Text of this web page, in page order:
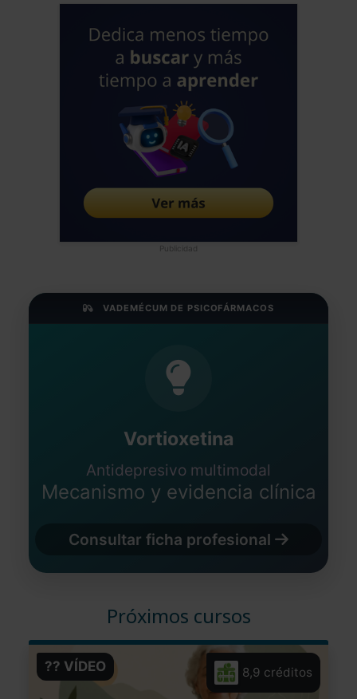
otros de los mundos alternativos donde
pudiera haber nacido, no hubieras
recibido toda la carga de dolor y estres
infinito por no encajar de lo que se
esperaba de ti porque no entienden de
estadistica y diagnosticos. En nuesto
orgulloso 1er mundo, todavía no hemos
avanzado en entender al diferente
desde la igualdad, solo proponemos
diagnostico de su trastorno y terapias
farmacológicas y/o psicológicas para su
sufren en esta vida. Saludos alegres del
Publicidad
VADEMÉCUM DE PSICOFÁRMACOS
Vortioxetina
Antidepresivo multimodal
Mecanismo y evidencia clínica
Consultar ficha profesional
Próximos cursos
8,9 créditos
?? VÍDEO